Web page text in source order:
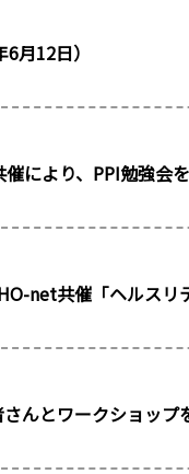
月12日）
により、PPI勉強会
net共催「ヘルスリ
んとワークショッ